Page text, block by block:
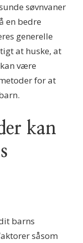
søvnvaner
en bedre
generelle
at huske, at
være
for at
kan
barns
såsom